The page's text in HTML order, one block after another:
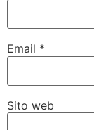
Email *
Sito web